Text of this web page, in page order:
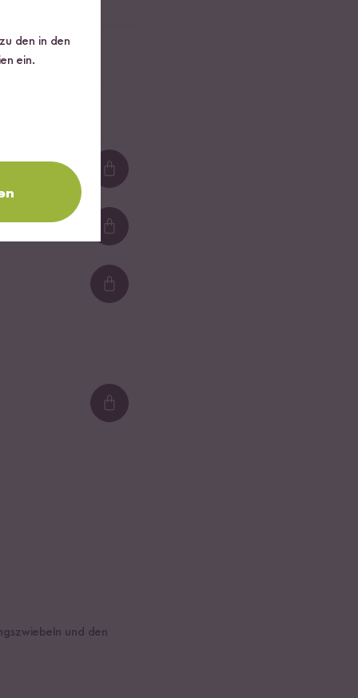
Loading...
Loading...
Loading...
Loading...
und den
den in den
ein.